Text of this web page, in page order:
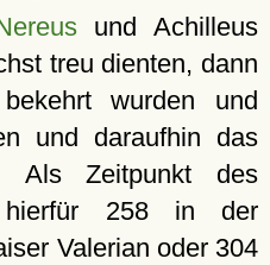
und Achilleus
treu dienten, dann
wurden und
und daraufhin das
Als Zeitpunkt des
hierfür 258 in der
Valerian oder 304